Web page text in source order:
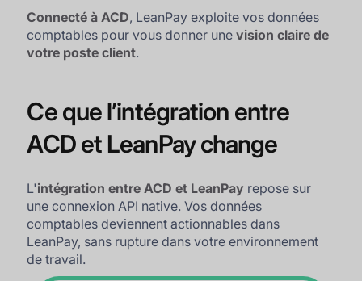
Connecté à ACD, LeanPay exploite vos données
comptables pour vous donner unevision claire de
votre poste client.
Ce que l’intégration entre
ACD et LeanPay change
L'intégration entre ACD et LeanPay repose sur
une connexion API native. Vos données
comptables deviennent actionnables dans
LeanPay, sans rupture dans votre environnement
de travail.